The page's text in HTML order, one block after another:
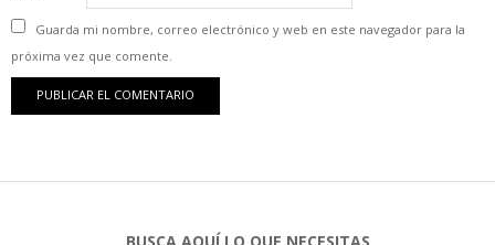
Guarda mi nombre, correo electrónico y web en este navegador para la
próxima vez que comente.